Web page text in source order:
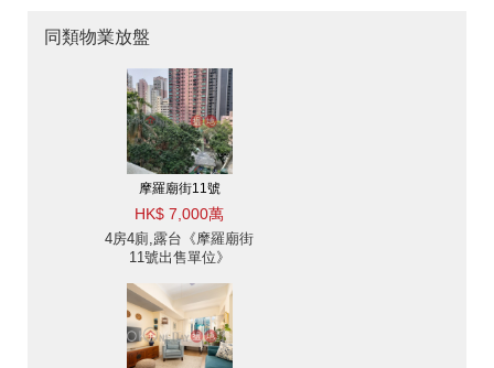
同類物業放盤
摩羅廟街11號
HK$ 7,000萬
4房4廁,露台《摩羅廟街
11號出售單位》